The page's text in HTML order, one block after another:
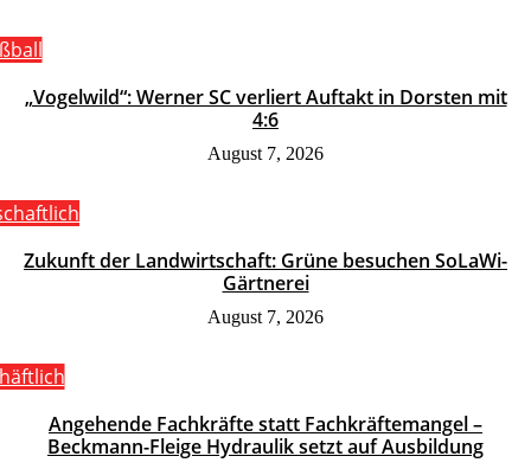
„Vogelwild“: Werner SC verliert Auftakt in Dorsten mit
4:6
August 7, 2026
Zukunft der Landwirtschaft: Grüne besuchen SoLaWi-
Gärtnerei
August 7, 2026
Angehende Fachkräfte statt Fachkräftemangel –
Beckmann-Fleige Hydraulik setzt auf Ausbildung